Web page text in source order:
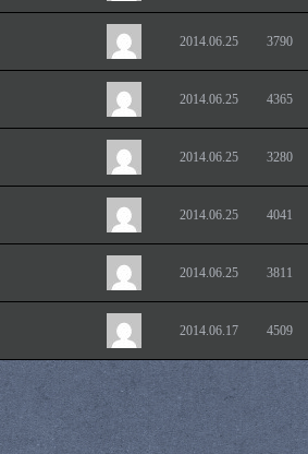
2014.06.25 3790
2014.06.25 4365
2014.06.25 3280
2014.06.25 4041
2014.06.25 3811
2014.06.17 4509